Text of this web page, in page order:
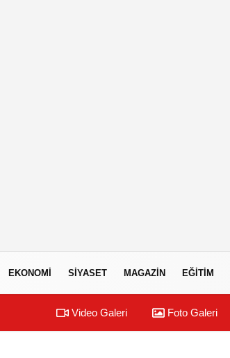
EKONOMI SIYASET MAGAZIN EĞITIM
Video Galeri Foto Galeri